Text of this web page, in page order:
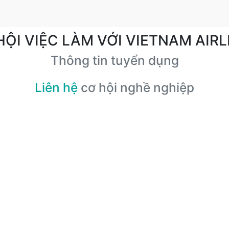
VIỆC LÀM VỚI VIETNAM
Thông tin tuyển dụng
Liên hệ cơ hội nghề nghiệp